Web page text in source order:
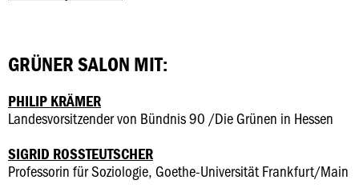
GRÜNER SALON MIT:
PHILIP KRÄMER
Landesvorsitzender von Bündnis 90 /Die Grünen in Hessen
SIGRID ROSSTEUTSCHER
Professorin für Soziologie, Goethe-Universität Frankfurt/Main